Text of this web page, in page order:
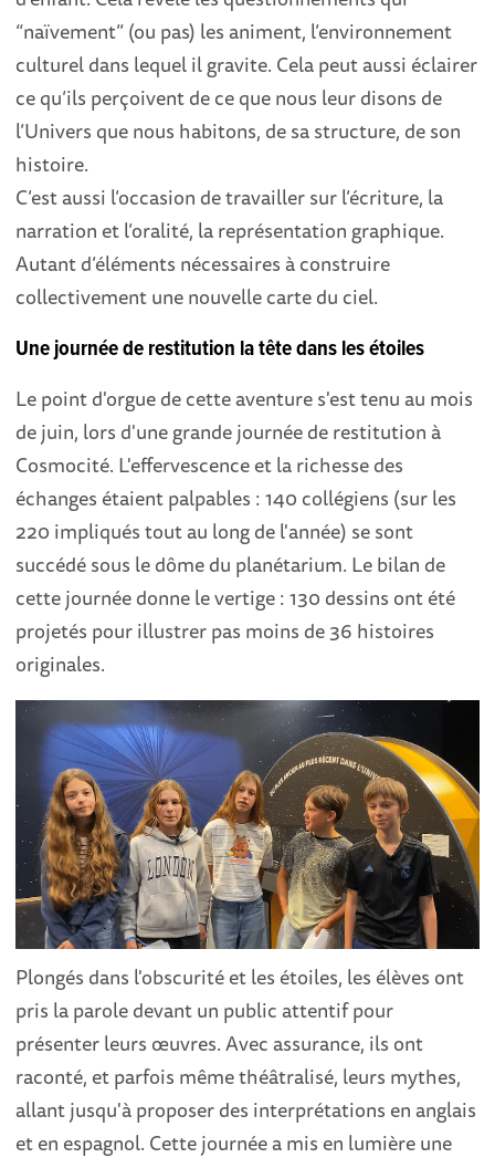
“naïvement” (ou pas) les animent, l’environnement
culturel dans lequel il gravite. Cela peut aussi éclairer
ce qu’ils perçoivent de ce que nous leur disons de
l’Univers que nous habitons, de sa structure, de son
histoire.
C’est aussi l’occasion de travailler sur l’écriture, la
narration et l’oralité, la représentation graphique.
Autant d’éléments nécessaires à construire
collectivement une nouvelle carte du ciel.
Une journée de restitution la tête dans les étoiles
Le point d'orgue de cette aventure s'est tenu au mois
de juin, lors d'une grande journée de restitution à
Cosmocité. L'effervescence et la richesse des
échanges étaient palpables : 140 collégiens (sur les
220 impliqués tout au long de l'année) se sont
succédé sous le dôme du planétarium. Le bilan de
cette journée donne le vertige : 130 dessins ont été
projetés pour illustrer pas moins de 36 histoires
originales.
Plongés dans l'obscurité et les étoiles, les élèves ont
pris la parole devant un public attentif pour
présenter leurs œuvres. Avec assurance, ils ont
raconté, et parfois même théâtralisé, leurs mythes,
allant jusqu'à proposer des interprétations en anglais
et en espagnol. Cette journée a mis en lumière une